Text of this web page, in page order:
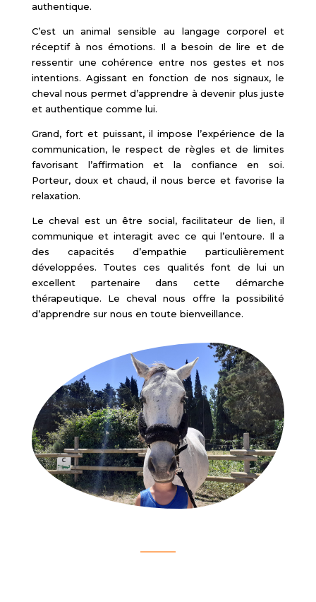
authentique.
C’est un animal sensible au langage corporel et
réceptif à nos émotions. Il a besoin de lire et de
ressentir une cohérence entre nos gestes et nos
intentions. Agissant en fonction de nos signaux, le
cheval nous permet d’apprendre à devenir plus juste
et authentique comme lui.
Grand, fort et puissant, il impose l’expérience de la
communication, le respect de règles et de limites
favorisant l’affirmation et la confiance en soi.
Porteur, doux et chaud, il nous berce et favorise la
relaxation.
Le cheval est un être social, facilitateur de lien, il
communique et interagit avec ce qui l’entoure. Il a
des capacités d’empathie particulièrement
développées. Toutes ces qualités font de lui un
excellent partenaire dans cette démarche
thérapeutique. Le cheval nous offre la possibilité
d’apprendre sur nous en toute bienveillance.